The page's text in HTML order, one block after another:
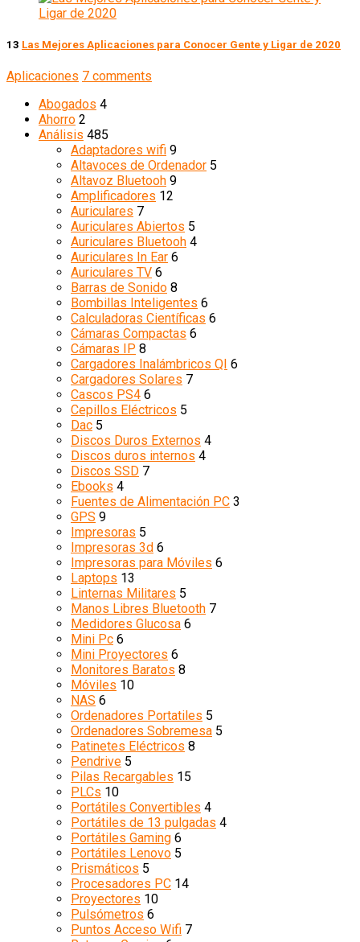
13 Las Mejores Aplicaciones para Conocer Gente y Ligar de 2020
Aplicaciones 7 comments
Abogados 4
Ahorro 2
Análisis 485
Adaptadores wifi 9
Altavoces de Ordenador 5
Altavoz Bluetooh 9
Amplificadores 12
Auriculares 7
Auriculares Abiertos 5
Auriculares Bluetooh 4
Auriculares In Ear 6
Auriculares TV 6
Barras de Sonido 8
Bombillas Inteligentes 6
Calculadoras Científicas 6
Cámaras Compactas 6
Cámaras IP 8
Cargadores Inalámbricos QI 6
Cargadores Solares 7
Cascos PS4 6
Cepillos Eléctricos 5
Dac 5
Discos Duros Externos 4
Discos duros internos 4
Discos SSD 7
Ebooks 4
Fuentes de Alimentación PC 3
GPS 9
Impresoras 5
Impresoras 3d 6
Impresoras para Móviles 6
Laptops 13
Linternas Militares 5
Manos Libres Bluetooth 7
Medidores Glucosa 6
Mini Pc 6
Mini Proyectores 6
Monitores Baratos 8
Móviles 10
NAS 6
Ordenadores Portatiles 5
Ordenadores Sobremesa 5
Patinetes Eléctricos 8
Pendrive 5
Pilas Recargables 15
PLCs 10
Portátiles Convertibles 4
Portátiles de 13 pulgadas 4
Portátiles Gaming 6
Portátiles Lenovo 5
Prismáticos 5
Procesadores PC 14
Proyectores 10
Pulsómetros 6
Puntos Acceso Wifi 7